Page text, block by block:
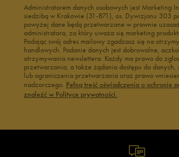
1
Jak zbieramy opinie?
Administratorem danych osobowych jest Marketing
siedzibą w Krakowie (31-871), os. Dywizjonu 303
powyżej dane będą przetwarzane w prawnie
administratora, za który uważa się marketing
Podając swój adres mailowy zgadzasz się na
handlowych. Podanie danych jest dobrowolne,
otrzymywania newslettera. Każdy ma prawo do
przetwarzania, a także żądania dostępu do danych,
lub ograniczenia przetwarzania oraz prawo
nadzorczego. Pełną treść oświadczenia o ochronie
znaleźć w Polityce prywatności.